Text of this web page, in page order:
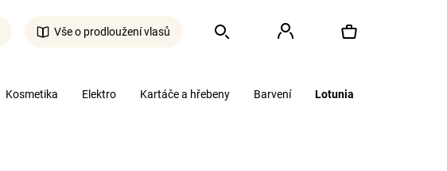
Kosmetika Elektro Kartáče a hřebeny Barvení Lotunia
Vše o prodloužení vlasů
Hledat PřihlášeníNákupní